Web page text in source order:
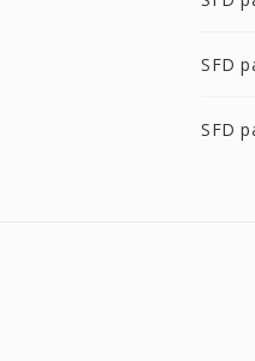
SFD
SFD